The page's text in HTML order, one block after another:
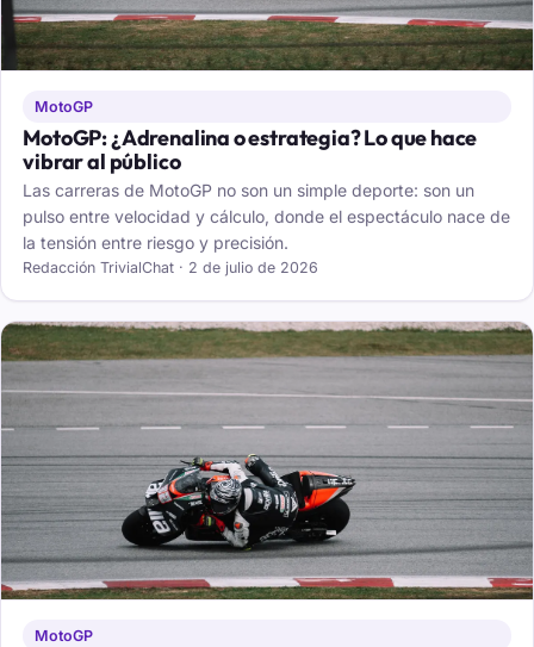
MotoGP
MotoGP: ¿Adrenalina o estrategia? Lo que hace
vibrar al público
Las carreras de MotoGP no son un simple deporte: son un
pulso entre velocidad y cálculo, donde el espectáculo nace de
la tensión entre riesgo y precisión.
Redacción TrivialChat · 2 de julio de 2026
MotoGP